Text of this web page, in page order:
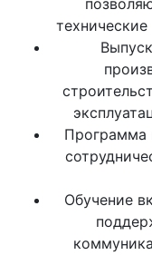
Программа
Обучение